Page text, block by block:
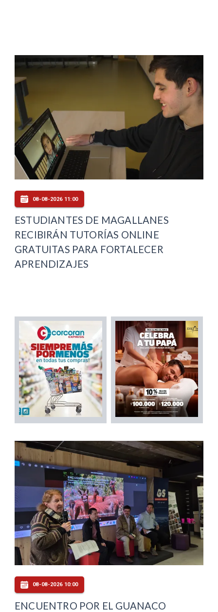
08-08-2026 11:00
ESTUDIANTES DE MAGALLANES
RECIBIRÁN TUTORÍAS ONLINE
GRATUITAS PARA FORTALECER
APRENDIZAJES
08-08-2026 10:00
ENCUENTRO POR EL GUANACO